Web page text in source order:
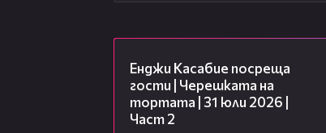
Енджи Касабие посреща
гости | Черешката на
тортата | 31 юли 2026 |
Част 2